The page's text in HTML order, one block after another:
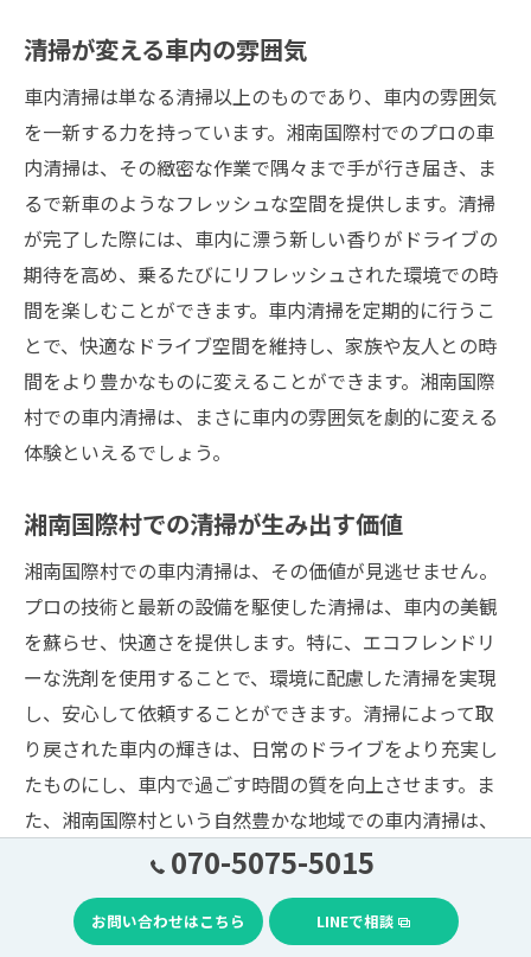
清掃が変える車内の雰囲気
車内清掃は単なる清掃以上のものであり、車内の雰囲気
を一新する力を持っています。湘南国際村でのプロの車
内清掃は、その緻密な作業で隅々まで手が行き届き、ま
るで新車のようなフレッシュな空間を提供します。清掃
が完了した際には、車内に漂う新しい香りがドライブの
期待を高め、乗るたびにリフレッシュされた環境での時
間を楽しむことができます。車内清掃を定期的に行うこ
とで、快適なドライブ空間を維持し、家族や友人との時
間をより豊かなものに変えることができます。湘南国際
村での車内清掃は、まさに車内の雰囲気を劇的に変える
体験といえるでしょう。
湘南国際村での清掃が生み出す価値
湘南国際村での車内清掃は、その価値が見逃せません。
プロの技術と最新の設備を駆使した清掃は、車内の美観
を蘇らせ、快適さを提供します。特に、エコフレンドリ
ーな洗剤を使用することで、環境に配慮した清掃を実現
し、安心して依頼することができます。清掃によって取
り戻された車内の輝きは、日常のドライブをより充実し
たものにし、車内で過ごす時間の質を向上させます。ま
た、湘南国際村という自然豊かな地域での車内清掃は、
地域の美しさと調和し、環境に足跡を残さない方法で実
施されます。これらの要素が集まることで、湘南国際村
での車内清掃は単なるサービスを超え、カーライフを支
070-5075-5015
お問い合わせはこちら LINEで相談